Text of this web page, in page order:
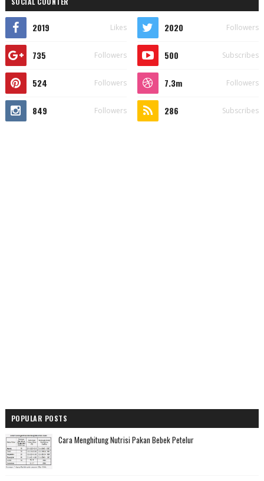
2019 Likes 2020 Followers
735 Followers 500 Subscribes
524 Followers 7.3m Followers
849 Followers 286 Subscribes
POPULAR POSTS
Cara Menghitung Nutrisi Pakan Bebek Petelur